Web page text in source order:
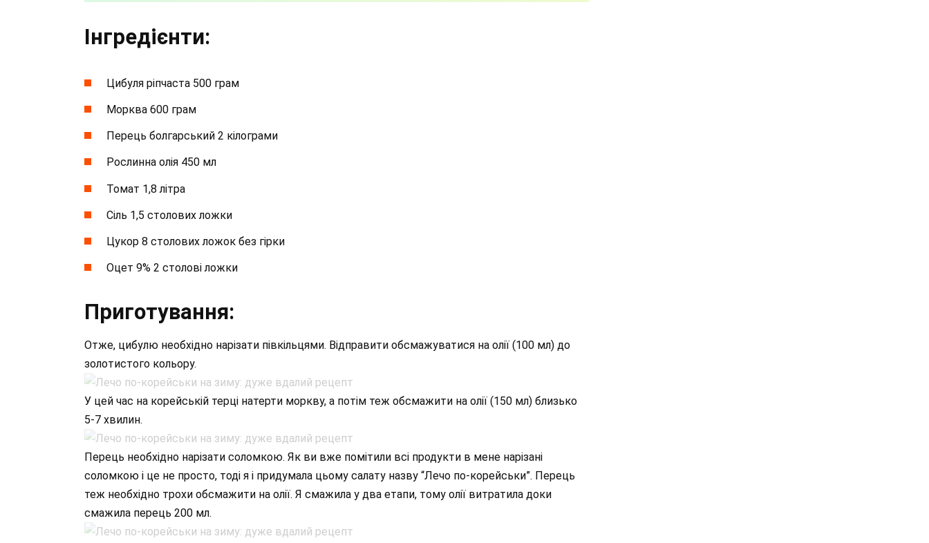
Інгредієнти:
Цибуля ріпчаста 500 грам
Морква 600 грам
Перець болгарський 2 кілограми
Рослинна олія ​​450 мл
Томат 1,8 літра
Сіль 1,5 столових ложки
Цукор 8 столових ложок без гірки
Оцет 9% 2 столові ложки
Приготування:
Отже, цибулю необхідно нарізати півкільцями. Відправити обсмажуватися на олії (100 мл) до
золотистого кольору.
У цей час на корейській терці натерти моркву, а потім теж обсмажити на олії (150 мл) близько
5-7 хвилин.
Перець необхідно нарізати соломкою. Як ви вже помітили всі продукти в мене нарізані
соломкою і це не просто, тоді я і придумала цьому салату назву “Лечо по-корейськи”. Перець
теж необхідно трохи обсмажити на олії. Я смажила у два етапи, тому олії витратила доки
смажила перець 200 мл.